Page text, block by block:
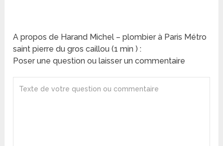
A propos de Harand Michel – plombier à Paris Métro
saint pierre du gros caillou (1 min ) :
Poser une question ou laisser un commentaire